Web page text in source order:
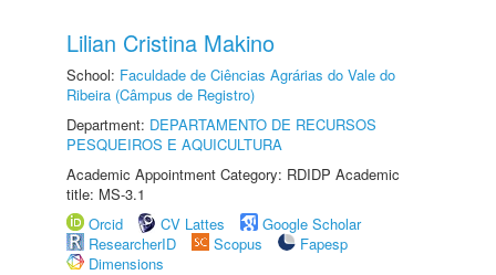
Lilian Cristina Makino
School: Faculdade de Ciências Agrárias do Vale do
Ribeira (Câmpus de Registro)
Department: DEPARTAMENTO DE RECURSOS
PESQUEIROS E AQUICULTURA
Academic Appointment Category: RDIDP Academic
title: MS-3.1
Orcid
CV Lattes
Google Scholar
ResearcherID
Scopus
Fapesp
Dimensions